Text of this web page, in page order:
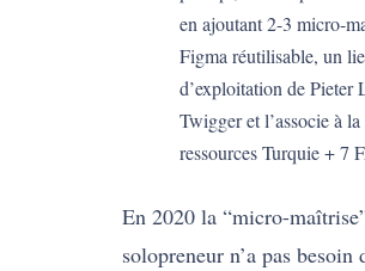
en ajoutant 2-3 micro-
Figma réutilisable, un
d’exploitation de
Twigger et l’associe à
ressources Turquie + 7
En 2020 la “micro-
solopreneur n’a pas besoin